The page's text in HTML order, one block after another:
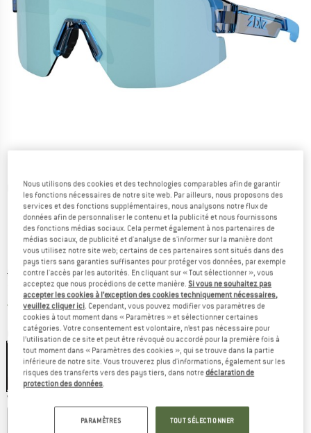
Photos détaillées
Prix initial :
88,95€
Prix:
75,61€ TVA incl.
Livraison gratuite(FR)France. Informations sur les frais de
Couleur:Transparent Blue
-15 % -15 % -23 %
Variante:
Grey with Putple Multi Smoke with Ice Blue Multi
Nous utilisons des cookies et des technologies comparables afin de garantir
les fonctions nécessaires de notre site web. Par ailleurs, nous proposons des
services et des fonctions supplémentaires, nous analysons notre flux de
données afin de personnaliser le contenu et la publicité et nous fournissons
des fonctions médias sociaux. Cela permet également à nos partenaires de
médias sociaux, de publicité et d'analyse de s'informer sur la manière dont
vous utilisez notre site web; certains de ces partenaires sont situés dans des
pays tiers sans garanties suffisantes pour protéger vos données, par exemple
contre l'accès par les autorités. En cliquant sur « Tout sélectionner », vous
acceptez que nous procédions de cette manière.Si vous ne souhaitez pas
accepter les cookies à l’exception des cookies techniquement nécessaires,
veuillez cliquer ici. Cependant, vous pouvez modifier vos paramètres de
cookies à tout moment dans « Paramètres » et sélectionner certaines
catégories. Votre consentement est volontaire, n’est pas nécessaire pour
l’utilisation de ce site et peut être révoqué ou accordé pour la première fois à
tout moment dans « Paramètres des cookies », qui se trouve dans la partie
inférieure de notre site. Vous trouverez plus d'informations, également sur les
risques des transferts vers des pays tiers, dans notredéclaration de
protection des données.
PARAMÈTRES TOUT SÉLECTIONNER